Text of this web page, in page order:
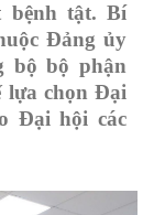
bệnh tật. Bí
Đảng ủy
bộ bộ phận
lựa chọn Đại
Đại hội các